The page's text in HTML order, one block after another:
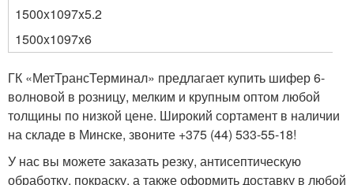
1500x1097x5.2
1500x1097x6
ГК «МетТрансТерминал» предлагает купить шифер 6-
волновой в розницу, мелким и крупным оптом любой
толщины по низкой цене. Широкий сортамент в наличии
на складе в Минске, звоните +375 (44) 533-55-18!
У нас вы можете заказать резку, антисептическую
обработку, покраску, а также оформить доставку в любой